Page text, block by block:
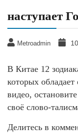
наступает
Metroadmin
В Китае 12
которых
видео,
своё слово-
Делитесь в